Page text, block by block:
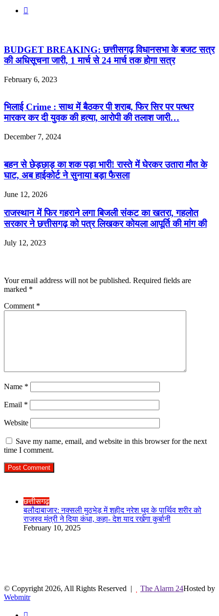
BUDGET BREAKING: छत्तीसगढ़ विधानसभा के बजट सत्र
की अधिसूचना जारी, 1 मार्च से 24 मार्च तक होगा सत्र
February 6, 2023
भिलाई Crime : साथ में बैठकर पी शराब, फिर सिर पर पत्थर
मारकर कर दी युवक की हत्या, आरोपी की तलाश जारी…
December 7, 2024
बहन से छेड़छाड़ का शक पड़ा भारी! रास्ते में घेरकर उतारा मौत के
घाट, अब हाईकोर्ट ने सुनाया बड़ा फैसला
June 12, 2026
राजस्थान में फिर गहराने लगा बिजली संकट का खतरा, गहलोत
सरकार ने छत्तीसगढ़ को पत्र लिखकर कोयला आपूर्ति की मांग की
July 12, 2023
Your email address will not be published. Required fields are
marked *
Comment *
Name *
Email *
Website
Save my name, email, and website in this browser for the next
time I comment.
छत्तीसगढ़
बलौदाबाजार: नक्सली मुठभेड़ में शहीद नरेश धुव के पार्थिव शरीर को
राजस्व मंत्री ने दिया कंधा, कहा- देश याद रखेगा कुर्बानी
February 10, 2025
© Copyright 2026, All Rights Reserved |
The Alarm 24Hosted by
Webmitr